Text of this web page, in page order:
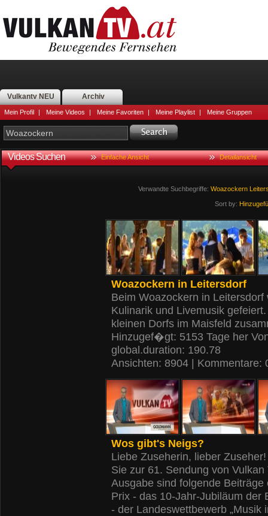
Vulkantv NEU Archiv
Mein Profil | Meine Videos | Meine Favoriten | Meine Playlist | Meine Gruppen
Videos Suchen Einfache Ansicht Detailansicht
Verwandte Suchbegriffe: Woazockern
Sort by:
Woazockern in Leitersdorf
Beim Woazockern in
Kulinarik und Livemusik
kleinen Dorfs im Maisfeld
Hinzugef�gt: 5153 Tage her
global.duration: 190.78
Ansichten: 8904 | Kommentare:
Wos gibt's Neigs?
Liebe Zuseherin, lieber
Sie zur 61. Sendung von
Ausgabe sind folgende
Prix - das 10-Jahr-Jubiläum der
- der Landeswettbewerb „Musik